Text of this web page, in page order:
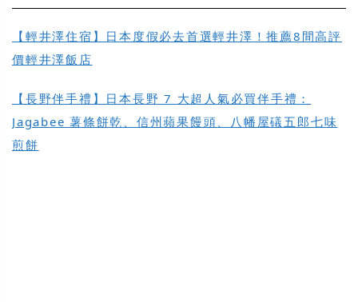
【輕井澤住宿】日本度假必去首選輕井澤！推薦8間高評
價輕井澤飯店
【長野伴手禮】日本長野 7 大超人氣必買伴手禮：
Jagabee 薯條餅乾、信州蘋果饅頭、八幡屋礒五郎七味
煎餅